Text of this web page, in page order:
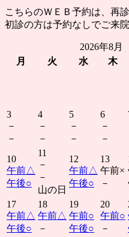
こちらのＷＥＢ予約は、再
初診の方は予約なしでご来院
2026年8月
月
火 水 木
3
－
－
4
－
－
5
－
－
6
－
－
10
午前△
午後○
11
－
－
山の日
12
午前△
午後○
13
午前×
－
17
午前△
午後○
18
午前△
－
19
午前○
午後○
20
午前○
－